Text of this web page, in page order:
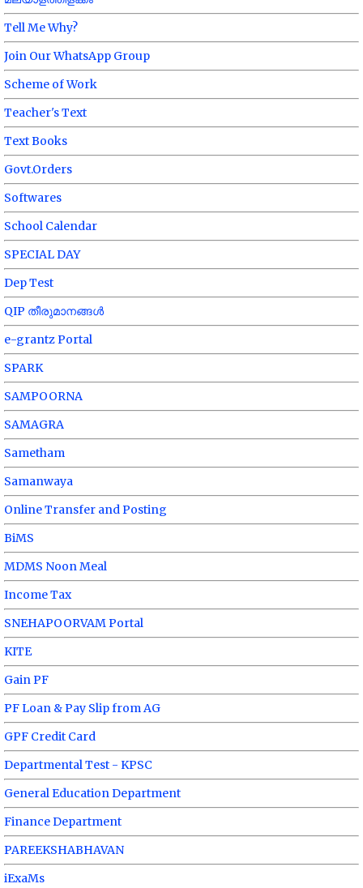
Tell Me Why?
Join Our WhatsApp Group
Scheme of Work
Teacher's Text
Text Books
Govt.Orders
Softwares
School Calendar
SPECIAL DAY
Dep Test
QIP തീരുമാനങ്ങൾ
e-grantz Portal
SPARK
SAMPOORNA
SAMAGRA
Sametham
Samanwaya
Online Transfer and Posting
BiMS
MDMS Noon Meal
Income Tax
SNEHAPOORVAM Portal
KITE
Gain PF
PF Loan & Pay Slip from AG
GPF Credit Card
Departmental Test - KPSC
General Education Department
Finance Department
PAREEKSHABHAVAN
iExaMs